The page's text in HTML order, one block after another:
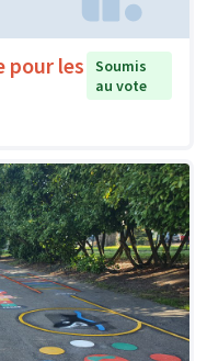
pour les
Soumis
au vote